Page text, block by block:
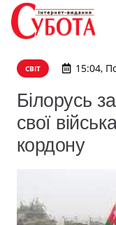
СВІТ 15:04,
Білорусь
свої
кордону